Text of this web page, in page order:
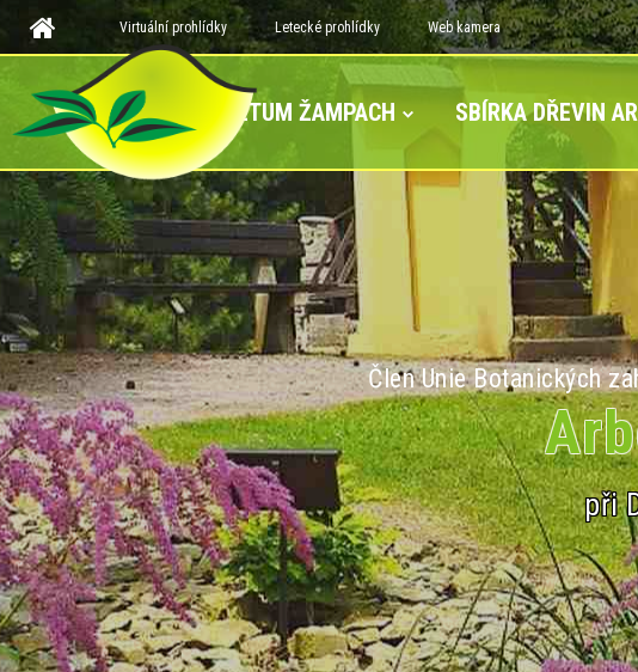
Virtuální prohlídky Letecké prohlídky Web kamera
ARBORETUM ŽAMPACH SBÍRKA DŘEVIN
Člen Unie Botanických
při